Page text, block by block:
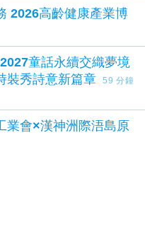
2026高齡健康產業博
童話永續交織夢境
裝秀詩意新篇章
59 分鐘
業會×漢神洲際浯島原